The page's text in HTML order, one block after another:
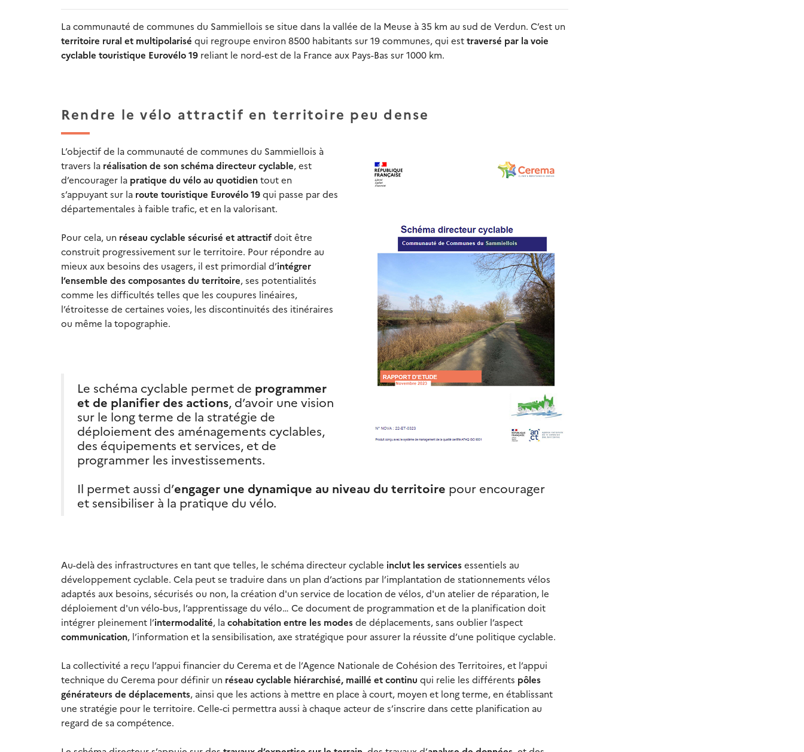
La communauté de communes du Sammiellois se situe dans la vallée de la Meuse à 35 km au sud de Verdun. C’est un
territoire rural et multipolarisé qui regroupe environ 8500 habitants sur 19 communes, qui esttraversé par la voie
cyclable touristique Eurovélo 19 reliant le nord-est de la France aux Pays-Bas sur 1000 km.
Rendre le vélo attractif en territoire peu dense
L’objectif de la communauté de communes du Sammiellois à
travers la réalisation de son schéma directeur cyclable, est
d’encourager la pratique du vélo au quotidientout en
s’appuyant sur la route touristique Eurovélo 19qui passe par des
départementales à faible trafic, et en la valorisant.
Pour cela, un réseau cyclable sécurisé et attractifdoit être
construit progressivement sur le territoire. Pour répondre au
mieux aux besoins des usagers, il est primordial d’intégrer
l’ensemble des composantes du territoire, ses potentialités
comme les difficultés telles que les coupures linéaires,
l’étroitesse de certaines voies, les discontinuités des itinéraires
ou même la topographie.
Le schéma cyclable permet de programmer
et de planifier des actions, d’avoir une vision
sur le long terme de la stratégie de
déploiement des aménagements cyclables,
des équipements et services, et de
programmer les investissements.
Il permet aussi d’engager une dynamique au niveau du territoire pour encourager
et sensibiliser à la pratique du vélo.
Au-delà des infrastructures en tant que telles, le schéma directeur cyclable inclut les servicesessentiels au
développement cyclable. Cela peut se traduire dans un plan d’actions par l’implantation de stationnements vélos
adaptés aux besoins, sécurisés ou non, la création d'un service de location de vélos, d'un atelier de réparation, le
déploiement d'un vélo-bus, l’apprentissage du vélo… Ce document de programmation et de la planification doit
intégrer pleinement l’intermodalité, lacohabitation entre les modesde déplacements, sans oublier l’aspect
communication, l’information et la sensibilisation, axe stratégique pour assurer la réussite d’une politique cyclable.
La collectivité a reçu l’appui financier du Cerema et de l’Agence Nationale de Cohésion des Territoires, et l’appui
technique du Cerema pour définir un réseau cyclable hiérarchisé, maillé et continu qui relie les différents pôles
générateurs de déplacements, ainsi que les actions à mettre en place à court, moyen et long terme, en établissant
une stratégie pour le territoire. Celle-ci permettra aussi à chaque acteur de s’inscrire dans cette planification au
regard de sa compétence.